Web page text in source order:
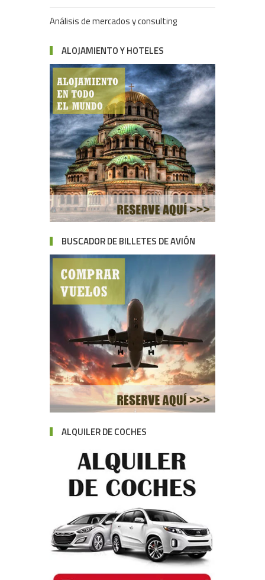
Análisis de mercados y consulting
ALOJAMIENTO Y HOTELES
BUSCADOR DE BILLETES DE AVIÓN
ALQUILER DE COCHES